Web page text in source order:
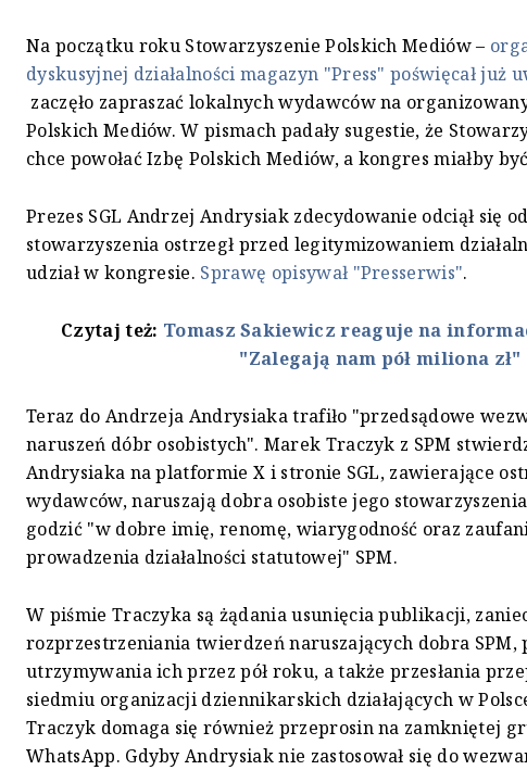
Na początku roku Stowarzyszenie Polskich Mediów –
dyskusyjnej działalności magazyn "Press" poświęcał już
zaczęło zapraszać lokalnych wydawców na
Polskich Mediów. W pismach padały sugestie, że
chce powołać Izbę Polskich Mediów, a kongres miałby
Prezes SGL Andrzej Andrysiak zdecydowanie odciął się
stowarzyszenia ostrzegł przed legitymizowaniem
udział w kongresie. Sprawę opisywał "Presserwis".
Czytaj też: Tomasz Sakiewicz reaguje na
"Zalegają nam pół miliona zł"
Teraz do Andrzeja Andrysiaka trafiło "przedsądowe
naruszeń dóbr osobistych". Marek Traczyk z SPM
Andrysiaka na platformie X i stronie SGL, zawierające
wydawców, naruszają dobra osobiste jego
godzić "w dobre imię, renomę, wiarygodność oraz
prowadzenia działalności statutowej" SPM.
W piśmie Traczyka są żądania usunięcia publikacji,
rozprzestrzeniania twierdzeń naruszających dobra
utrzymywania ich przez pół roku, a także przesłania
siedmiu organizacji dziennikarskich działających w
Traczyk domaga się również przeprosin na zamkniętej
WhatsApp. Gdyby Andrysiak nie zastosował się do